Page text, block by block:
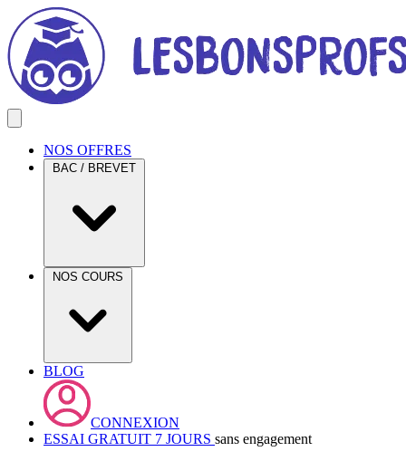
NOS OFFRES
BAC / BREVET
NOS COURS
BLOG
CONNEXION
ESSAI GRATUIT 7 JOURS sans engagement